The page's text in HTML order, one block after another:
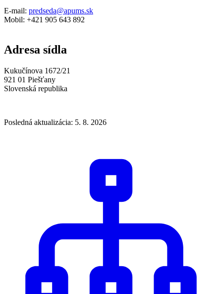
E-mail: predseda@apums.sk
Mobil: +421 905 643 892
Adresa sídla
Kukučínova 1672/21
921 01 Piešťany
Slovenská republika
Posledná aktualizácia: 5. 8. 2026